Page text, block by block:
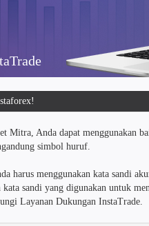
Mitra, Anda dapat menggunakan
simbol huruf.
harus menggunakan kata sandi
sandi yang digunakan untuk
Layanan Dukungan InstaTrade.